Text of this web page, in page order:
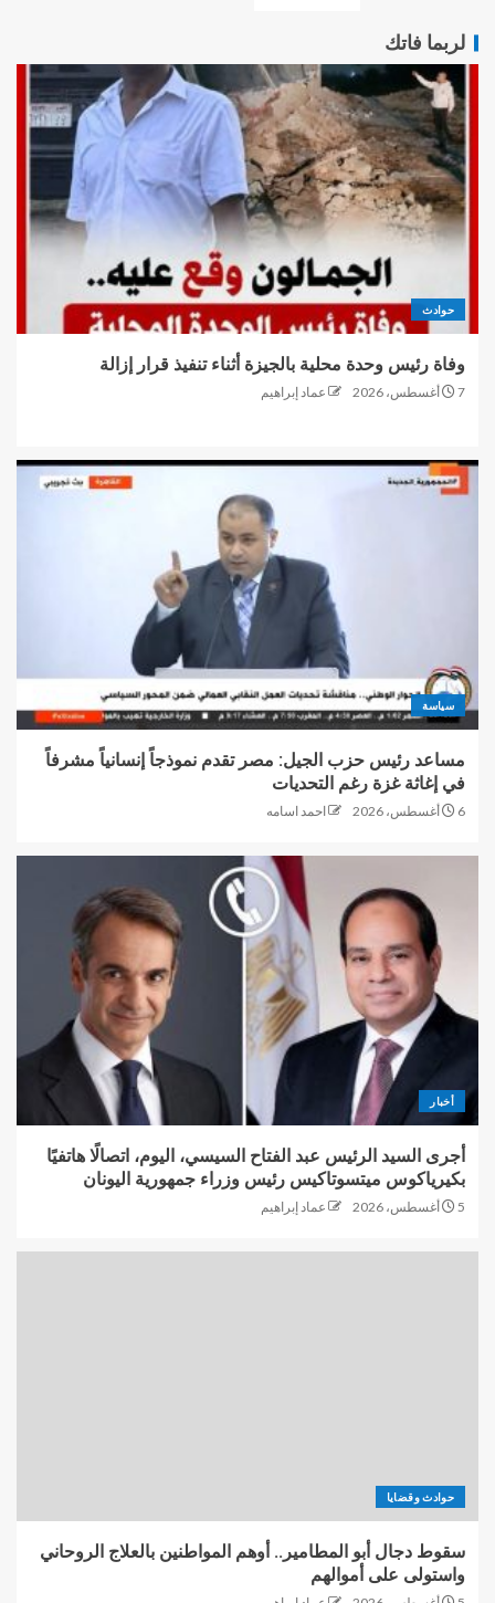
لربما فاتك
حوادث
وفاة رئيس وحدة محلية بالجيزة أثناء تنفيذ قرار إزالة
7 أغسطس، 2026 عماد إبراهيم
سياسة
مساعد رئيس حزب الجيل: مصر تقدم نموذجاً إنسانياً مشرفاً
في إغاثة غزة رغم التحديات
6 أغسطس، 2026 احمد اسامه
أخبار
أجرى السيد الرئيس عبد الفتاح السيسي، اليوم، اتصالًا هاتفيًا
بكيرياكوس ميتسوتاكيس رئيس وزراء جمهورية اليونان
5 أغسطس، 2026 عماد إبراهيم
حوادث وقضايا
سقوط دجال أبو المطامير.. أوهم المواطنين بالعلاج الروحاني
واستولى على أموالهم